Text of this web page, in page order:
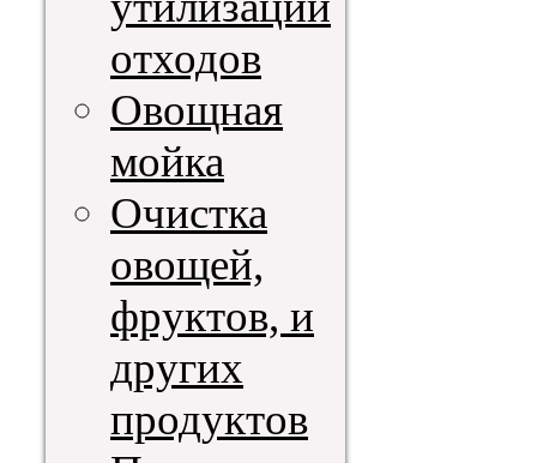
отходов
Овощная
мойка
Очистка
овощей,
фруктов, и
других
продуктов